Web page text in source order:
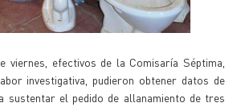
viernes, efectivos de la Comisaría Séptima,
investigativa, pudieron obtener datos de
sustentar el pedido de allanamiento de tres